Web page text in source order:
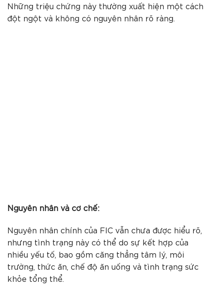
Những triệu chứng này thường xuất hiện một cách
đột ngột và không có nguyên nhân rõ ràng.
Nguyên nhân và cơ chế:
Nguyên nhân chính của FIC vẫn chưa được hiểu rõ,
nhưng tình trạng này có thể do sự kết hợp của
nhiều yếu tố, bao gồm căng thẳng tâm lý, môi
trường, thức ăn, chế độ ăn uống và tình trạng sức
khỏe tổng thể.